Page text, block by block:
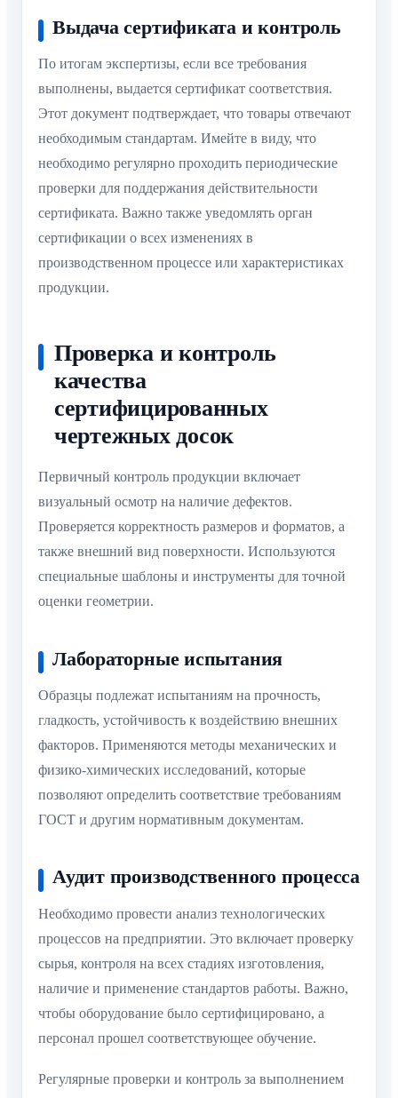
Выдача сертификата и контроль
По итогам экспертизы, если все требования
выполнены, выдается сертификат соответствия.
Этот документ подтверждает, что товары отвечают
необходимым стандартам. Имейте в виду, что
необходимо регулярно проходить периодические
проверки для поддержания действительности
сертификата. Важно также уведомлять орган
сертификации о всех изменениях в
производственном процессе или характеристиках
продукции.
Проверка и контроль
качества
сертифицированных
чертежных досок
Первичный контроль продукции включает
визуальный осмотр на наличие дефектов.
Проверяется корректность размеров и форматов, а
также внешний вид поверхности. Используются
специальные шаблоны и инструменты для точной
оценки геометрии.
Лабораторные испытания
Образцы подлежат испытаниям на прочность,
гладкость, устойчивость к воздействию внешних
факторов. Применяются методы механических и
физико-химических исследований, которые
позволяют определить соответствие требованиям
ГОСТ и другим нормативным документам.
Аудит производственного процесса
Необходимо провести анализ технологических
процессов на предприятии. Это включает проверку
сырья, контроля на всех стадиях изготовления,
наличие и применение стандартов работы. Важно,
чтобы оборудование было сертифицировано, а
персонал прошел соответствующее обучение.
Регулярные проверки и контроль за выполнением